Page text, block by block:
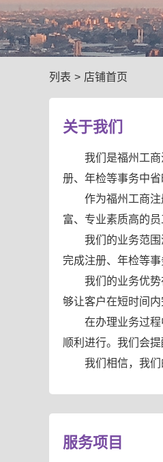
列表 > 店铺首页
关于我们
我们是福州工
册、年检等事务中省
作为福州工商
富、专业素质高的
我们的业务范
完成注册、年检等
我们的业务优
够让客户在短时间
在办理业务过
顺利进行。我们会
我们相信，我
服务项目